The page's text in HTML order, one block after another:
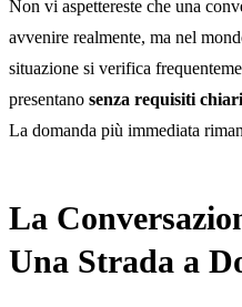
Non vi aspettereste che una
avvenire realmente, ma nel
situazione si verifica
presentano senza requisiti chiari
La domanda più immediata
La
Una Strada a